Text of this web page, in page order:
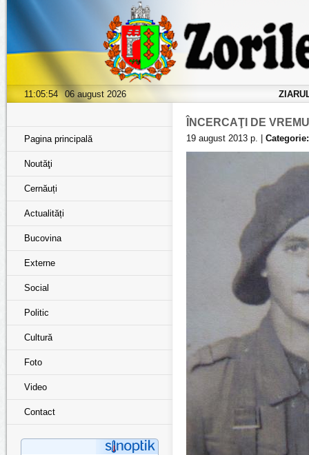
11:05:55 06 august 2026
Pagina principală
Noutăţi
Cernăuți
Actualități
Bucovina
Externe
Social
Politic
Cultură
Foto
Video
Contact
ÎNCERCAŢI DE
19 august 2013 р. | Categorie: